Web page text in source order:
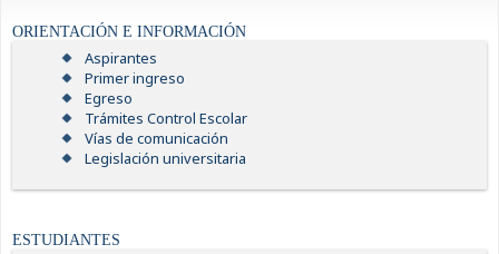
ORIENTACIÓN E INFORMACIÓN
Aspirantes
Primer ingreso
Egreso
Trámites Control Escolar
Vías de comunicación
Legislación universitaria
ESTUDIANTES